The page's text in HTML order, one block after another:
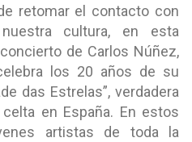
retomar el contacto con
cultura, en esta
de Carlos Núñez,
los 20 años de su
das Estrelas”, verdadera
en España. En estos
artistas de toda la